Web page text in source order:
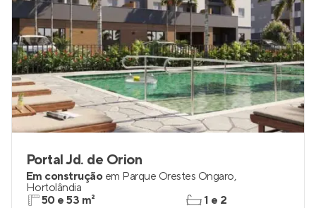
Portal Jd. de Orion
Em construção em Parque Orestes Ôngaro,
Hortolândia
50 e 53 m²
1 e 2